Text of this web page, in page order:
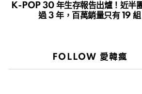
K-POP 30 年生存報告出爐！近半
過 3 年，百萬銷量只有 19 組
FOLLOW 愛韓瘋